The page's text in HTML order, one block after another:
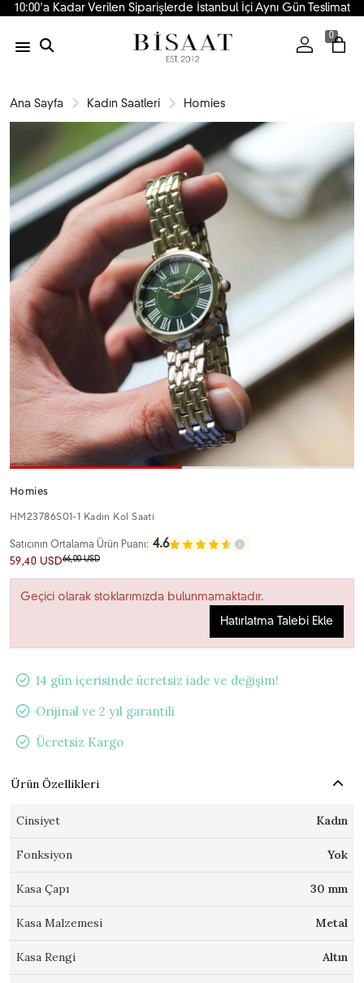
10:00'a Kadar Verilen Siparişlerde İstanbul İçi Aynı Gün Teslimat
0
Ana Sayfa Kadın Saatleri Homies
Homies
HM23786S01-1 Kadın Kol Saati
Satıcının Ortalama Ürün Puanı: 4.6
59,40 USD66,00 USD
Geçici olarak stoklarımızda bulunmamaktadır.
Hatırlatma Talebi Ekle
14 gün içerisinde ücretsiz iade ve değişim!
Orijinal ve 2 yıl garantili
Ücretsiz Kargo
Ürün Özellikleri
Cinsiyet Kadın
Fonksiyon Yok
Kasa Çapı 30 mm
Kasa Malzemesi Metal
Kasa Rengi Altın